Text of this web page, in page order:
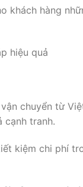
khách hàng
hiệu quả
chuyển từ
cạnh tranh.
kiệm chi phí